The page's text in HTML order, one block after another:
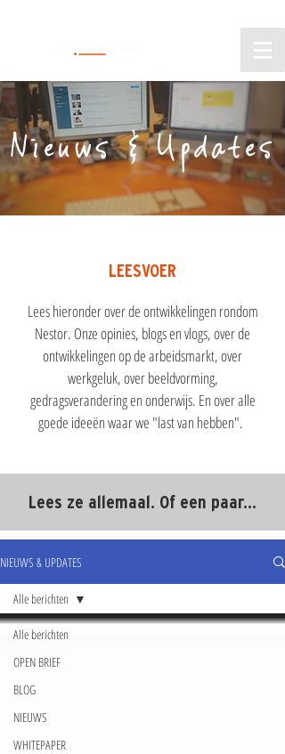
Nieuws & Updates
LEESVOER
Lees hieronder over de ontwikkelingen rondom
Nestor. Onze opinies, blogs en vlogs, over de
ontwikkelingen op de arbeidsmarkt, over
werkgeluk, over beeldvorming,
gedragsverandering en onderwijs. En over alle
goede ideeën waar we "last van hebben".
Lees ze allemaal. Of een paar...
NIEUWS & UPDATES
Alle berichten
OPEN BRIEF
BLOG
NIEUWS
WHITEPAPER
Alle berichten